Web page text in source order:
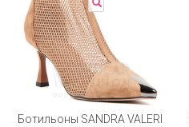
Ботильоны SANDRA VALERI